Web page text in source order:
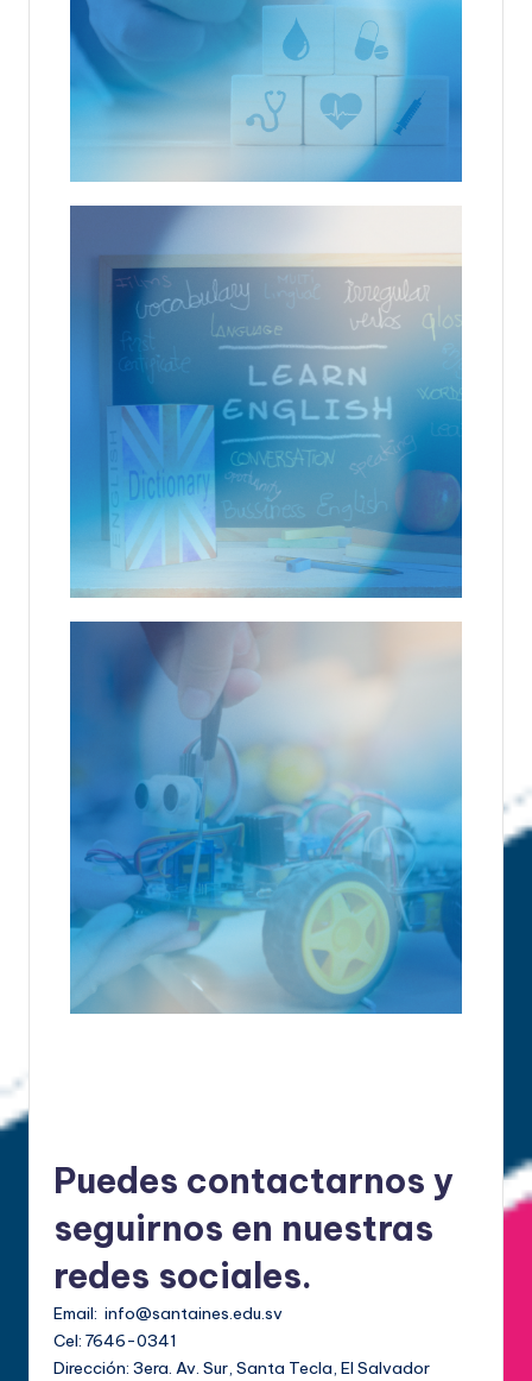
Puedes contactarnos y
seguirnos en nuestras
redes sociales.
Email: info@santaines.edu.sv
Cel: 7646-0341
Dirección: 3era. Av. Sur, Santa Tecla, El Salvador